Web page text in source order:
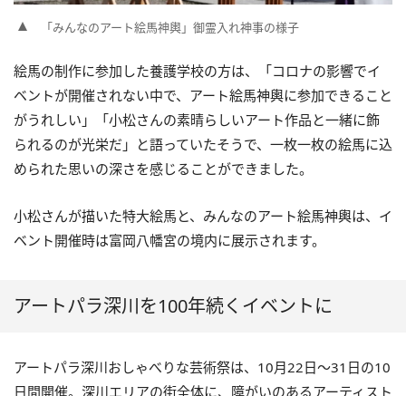
「みんなのアート絵馬神輿」御霊入れ神事の様子
絵馬の制作に参加した養護学校の方は、「コロナの影響でイ
ベントが開催されない中で、アート絵馬神輿に参加できること
がうれしい」「小松さんの素晴らしいアート作品と一緒に飾
られるのが光栄だ」と語っていたそうで、一枚一枚の絵馬に込
められた思いの深さを感じることができました。
小松さんが描いた特大絵馬と、みんなのアート絵馬神輿は、イ
ベント開催時は富岡八幡宮の境内に展示されます。
アートパラ深川を100年続くイベントに
アートパラ深川おしゃべりな芸術祭は、10月22日～31日の10
日間開催。深川エリアの街全体に、障がいのあるアーティスト